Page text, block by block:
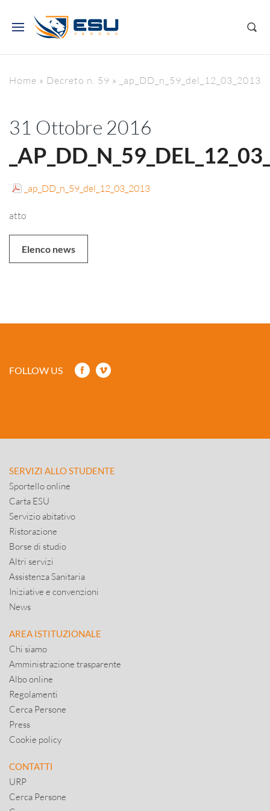
Home » Decreto n. 59 » _ap_DD_n_59_del_12_03_2013
31 Ottobre 2016
_ap_DD_n_59_del_12_03_2013
atto
Elenco news
FOLLOW US
SERVIZI ALLO STUDENTE
Sportello online
Carta ESU
Servizio abitativo
Ristorazione
Borse di studio
Altri servizi
Assistenza Sanitaria
Iniziative e convenzioni
News
AREA ISTITUZIONALE
Chi siamo
Amministrazione trasparente
Albo online
Regolamenti
Cerca Persone
Press
Cookie policy
CONTATTI
URP
Cerca Persone